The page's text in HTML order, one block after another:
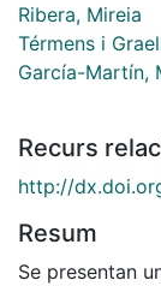
Ribera, Mireia
Térmens i
García-Martín,
Recurs
http://
Resum
Se presentan